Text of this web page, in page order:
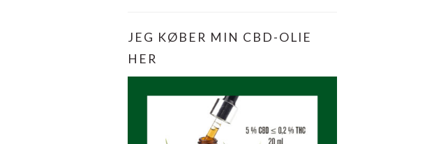
JEG KØBER MIN CBD-OLIE
HER